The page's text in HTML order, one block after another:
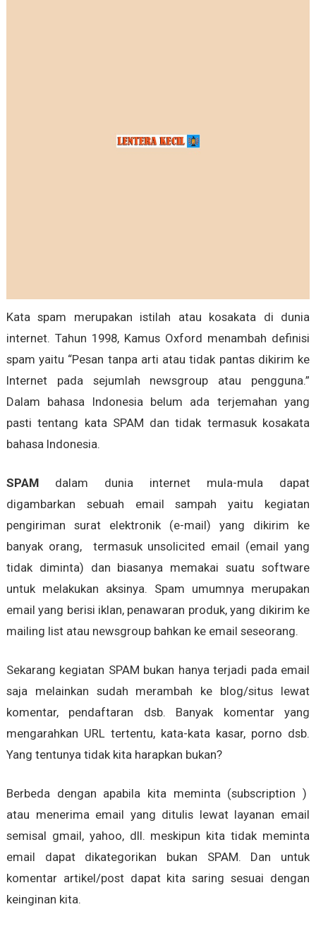
Kata spam merupakan istilah atau kosakata di dunia
internet. Tahun 1998, Kamus Oxford menambah definisi
spam yaitu “Pesan tanpa arti atau tidak pantas dikirim ke
Internet pada sejumlah newsgroup atau pengguna.”
Dalam bahasa Indonesia belum ada terjemahan yang
pasti tentang kata SPAM dan tidak termasuk kosakata
bahasa Indonesia.
SPAMdalam dunia internet mula-mula dapat
digambarkan sebuah email sampah yaitu kegiatan
pengiriman surat elektronik (e-mail) yang dikirim ke
banyak orang, termasuk unsolicited email (email yang
tidak diminta) dan biasanya memakai suatu software
untuk melakukan aksinya. Spam umumnya merupakan
email yang berisi iklan, penawaran produk, yang dikirim ke
mailing list atau newsgroup bahkan ke email seseorang.
Sekarang kegiatan SPAM bukan hanya terjadi pada email
saja melainkan sudah merambah ke blog/situs lewat
komentar, pendaftaran dsb. Banyak komentar yang
mengarahkan URL tertentu, kata-kata kasar, porno dsb.
Yang tentunya tidak kita harapkan bukan?
Berbeda dengan apabila kita meminta (subscription )
atau menerima email yang ditulis lewat layanan email
semisal gmail, yahoo, dll. meskipun kita tidak meminta
email dapat dikategorikan bukan SPAM. Dan untuk
komentar artikel/post dapat kita saring sesuai dengan
keinginan kita.